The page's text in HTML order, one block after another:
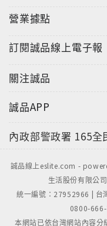
營業據點
訂閱誠品線上電子報
關注誠品
誠品APP
內政部警政署 165全
誠品線上eslite.com -
生活股份有限公
統一編號：27952966 | 台
0800-
本網站已依台灣網站內容